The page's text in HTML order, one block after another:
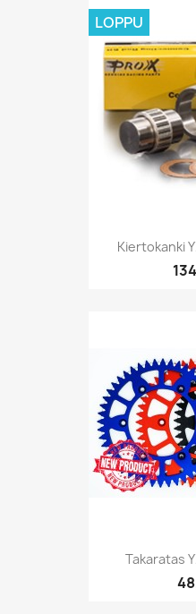
Kiertokanki
LOPPU
Takaratas